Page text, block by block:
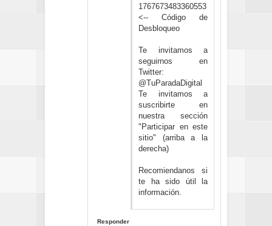
1767673483360553
<-- Código de
Desbloqueo
Te invitamos a
seguirnos en
Twitter:
@TuParadaDigital
Te invitamos a
suscribirte en
nuestra sección
"Participar en este
sitio" (arriba a la
derecha)
Recomiendanos si
te ha sido útil la
información.
Responder